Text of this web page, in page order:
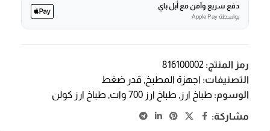
دفع سريع وآمن مع أبل باي
بواسطة Apple Pay
رمز المنتج: 816100002
التصنيفات: اجهزة المطبخ , قدر ضغط
الوسوم: طباخ ارز , طباخ ارز 700 وات , طباخ ارز كولن
مشاركة: